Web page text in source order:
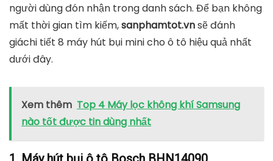
người dùng đón nhận trong danh sách. Để bạn không
mất thời gian tìm kiếm,sanphamtot.vnsẽ đánh
giáchi tiết 8 máy hút bụi mini cho ô tô hiệu quả nhất
dưới đây.
Xem thêm Top 4 Máy lọc không khí Samsung
nào tốt được tin dùng nhất